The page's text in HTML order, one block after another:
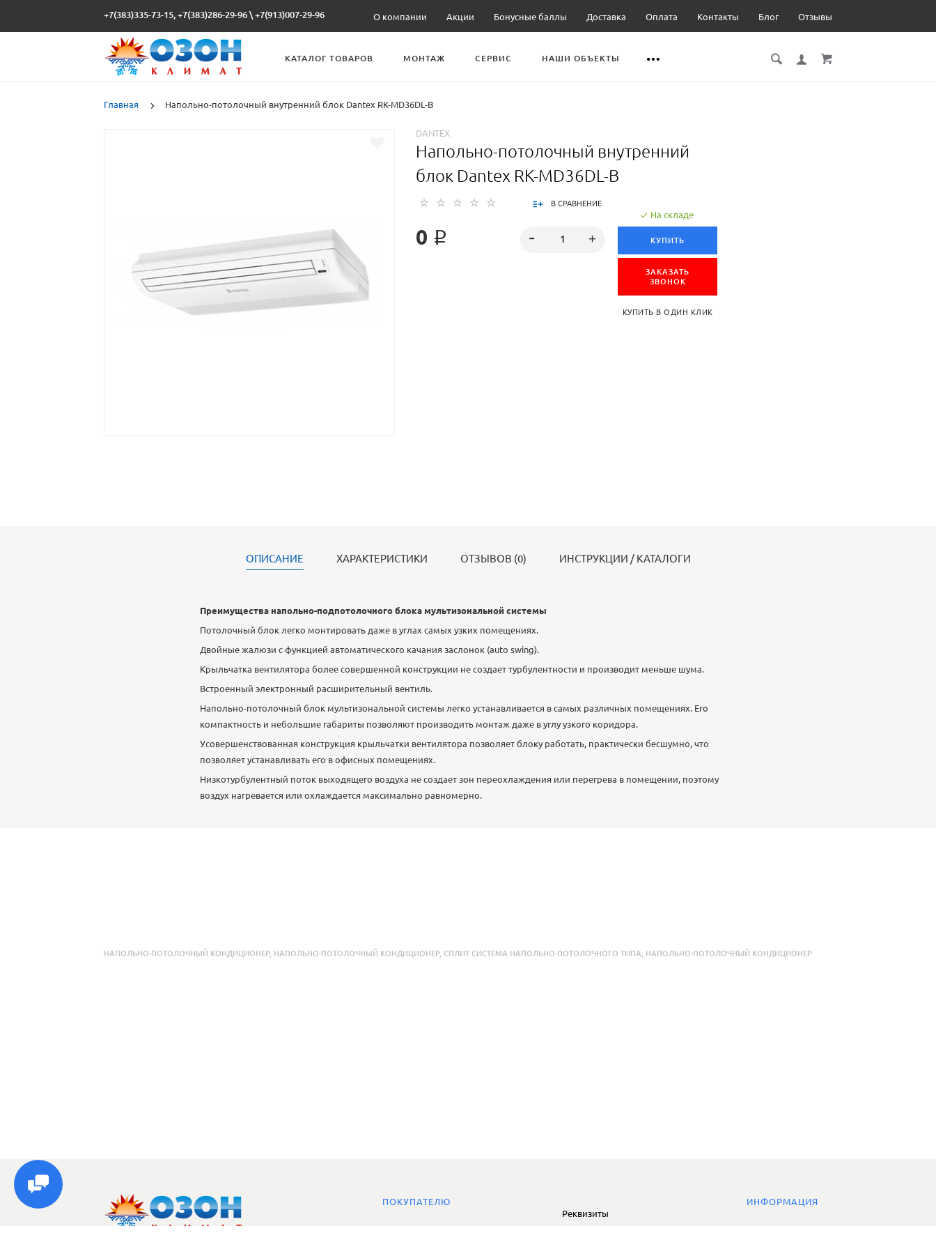
+7(383)335-73-15, +7(383)286-29-96 \+7(913)007-29-96 О компании Акции Бонусные баллы Доставка Оплата Контакты Блог Отзывы
КАТАЛОГ ТОВАРОВ МОНТАЖ СЕРВИС НАШИ ОБЪЕКТЫ
Главная Напольно-потолочный внутренний блок Dantex RK-MD36DL-B
DANTEX
Напольно-потолочный внутренний
блок Dantex RK-MD36DL-B
В СРАВНЕНИЕ
0 ₽
На складе
КУПИТЬ
ЗАКАЗАТЬ
ЗВОНОК
КУПИТЬ В ОДИН КЛИК
ОПИСАНИЕ ХАРАКТЕРИСТИКИ ОТЗЫВОВ (0) ИНСТРУКЦИИ / КАТАЛОГИ
Преимущества напольно-подпотолочного блока мультизональной системы
Потолочный блок легко монтировать даже в углах самых узких помещениях.
Двойные жалюзи с функцией автоматического качания заслонок (auto swing).
Крыльчатка вентилятора более совершенной конструкции не создает турбулентности и производит меньше шума.
Встроенный электронный расширительный вентиль.
Напольно-потолочный блок мультизональной системы легко устанавливается в самых различных помещениях. Его
компактность и небольшие габариты позволяют производить монтаж даже в углу узкого коридора.
Усовершенствованная конструкция крыльчатки вентилятора позволяет блоку работать, практически бесшумно, что
позволяет устанавливать его в офисных помещениях.
Низкотурбулентный поток выходящего воздуха не создает зон переохлаждения или перегрева в помещении, поэтому
воздух нагревается или охлаждается максимально равномерно.
НАПОЛЬНО-ПОТОЛОЧНЫЙ КОНДИЦИОНЕР, НАПОЛЬНО-ПОТОЛОЧНЫЙ КОНДИЦИОНЕР, СПЛИТ СИСТЕМА НАПОЛЬНО-ПОТОЛОЧНОГО ТИПА НАПОЛЬНО-ПОТОЛОЧНЫЙ КОНДИЦИОНЕР
ПОКУПАТЕЛЮ
Реквизиты
ИНФОРМАЦИЯ